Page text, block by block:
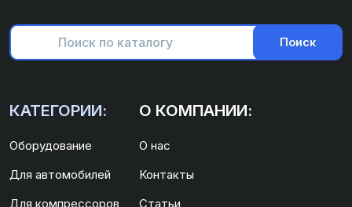
Поиск
КАТЕГОРИИ:
Оборудование
Для автомобилей
Для компрессоров
О КОМПАНИИ:
О нас
Контакты
Статьи